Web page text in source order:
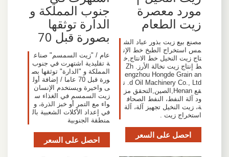
مورد معصرة
زيت الطعام
مصنع بيع زيت بذور عباد الش
مس استخراج الطبخ خط الإن
تاج زيت النخيل خط الانتاج,خ
ط إنتاج زيت نخالة الأرز. Zh
engzhou Hongde Grain an
d Oil Machinery Co., Ltd. ت
قع Henan,الصين,التحقق مز
ود آلة النفط، النفط الصحاف
ة، زيت النخيل تجهيز آلة، آلة
استخراج زيت .
احصل على السعر
جنوب المملكة و
الدارة توثقها
بصورة قبل 70
عام / "زيت السمسم" صناع
ة تقليدية اشتهرت في جنوب
المملكة و "الدارة" توثقها بص
ورة قبل 70 عاما / إضافة أول
ى واخيرة ويستخدم الإنسان
زيت السمسم في الغذاء س
واء مع التمر أو خبز الذرة، و
في إعداد الأكلات الشعبية بال
منطقة الجنوبية
احصل على السعر